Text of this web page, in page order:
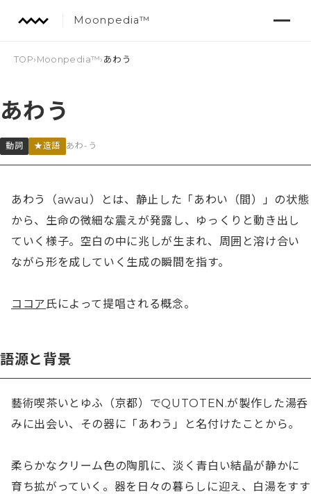
Moonpedia™
TOP› Moonpedia™› あわう
あわう
動詞 ★造語 あわ-う
あわう（awau）とは、静止した「あわい（間）」の状態
から、生命の微細な震えが発露し、ゆっくりと動き出し
ていく様子。空白の中に兆しが生まれ、周囲と溶け合い
ながら形を成していく生成の瞬間を指す。
ココア氏によって提唱される概念。
語源と背景
藝術喫茶いとゆふ（京都）でQUTOTEN.が製作した湯呑
みに出会い、その器に「あわう」と名付けたことから。
柔らかなクリーム色の陶肌に、淡く青白い結晶が静かに
育ち拡がっていく。器を日々の暮らしに迎え、白湯をすす